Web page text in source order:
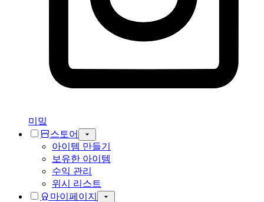
미밐
스토어
아이템 만들기
보유한 아이템
수익 관리
위시 리스트
마이페이지